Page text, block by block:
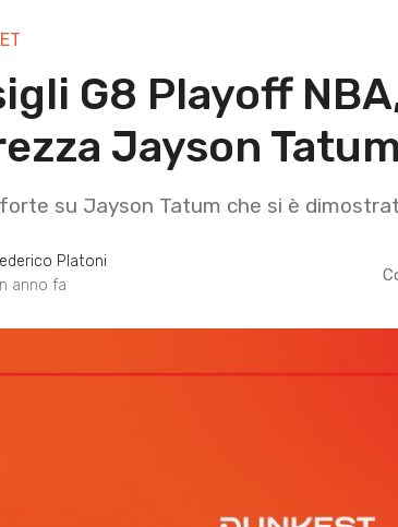
G8 Playoff
Jayson Tatum
su Jayson Tatum che si è
Platoni
anno fa